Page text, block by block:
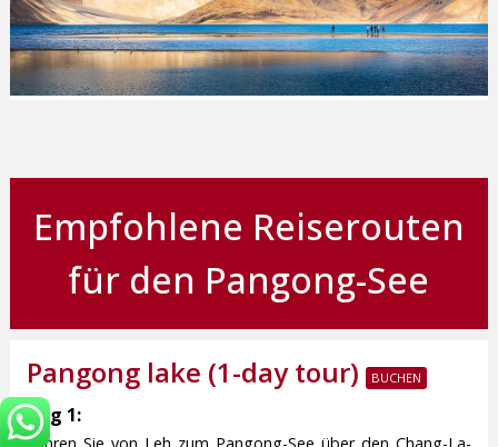
Empfohlene Reiserouten
für den Pangong-See
Pangong lake (1-day tour)
Tag 1: